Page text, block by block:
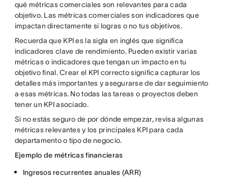
qué métricas comerciales son relevantes para cada
objetivo. Las métricas comerciales son indicadores que
impactan directamente si logras o no tus objetivos.
Recuerda que KPI es la sigla en inglés que significa
indicadores clave de rendimiento. Pueden existir varias
métricas o indicadores que tengan un impacto en tu
objetivo final. Crear el KPI correcto significa capturar los
detalles más importantes y asegurarse de dar seguimiento
a esas métricas. No todas las tareas o proyectos deben
tener un KPI asociado.
Si no estás seguro de por dónde empezar, revisa algunas
métricas relevantes y los principales KPI para cada
departamento o tipo de negocio.
Ejemplo de métricas financieras
Ingresos recurrentes anuales (ARR)